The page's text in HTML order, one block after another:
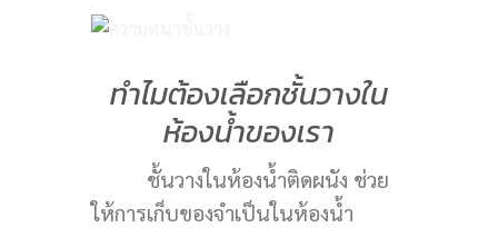
ทำไมต้องเลือกชั้นวางใน
ห้องน้ำของเรา
ชั้นวางในห้องน้ำติดผนัง ช่วย
ให้การเก็บของจำเป็นในห้องน้ำ